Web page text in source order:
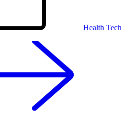
Health Tech